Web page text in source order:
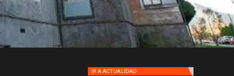
IR A ACTUALIDAD